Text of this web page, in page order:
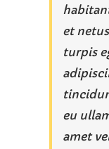
et
turpis
eu
amet